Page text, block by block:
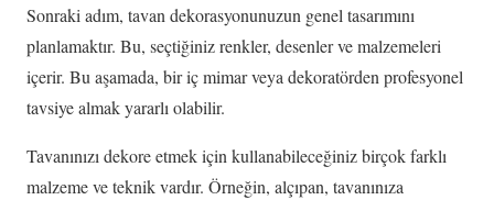
Sonraki adım, tavan dekorasyonunuzun genel tasarımını
planlamaktır. Bu, seçtiğiniz renkler, desenler ve malzemeleri
içerir. Bu aşamada, bir iç mimar veya dekoratörden profesyonel
tavsiye almak yararlı olabilir.
Tavanınızı dekore etmek için kullanabileceğiniz birçok farklı
malzeme ve teknik vardır. Örneğin, alçıpan, tavanınıza